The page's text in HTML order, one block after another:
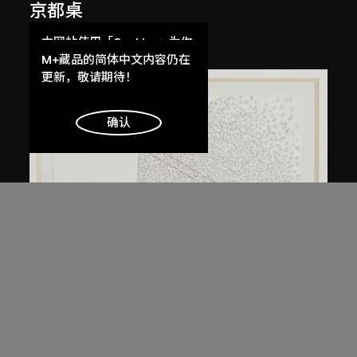
京都桌
約1983年
本网站使用「Cookies」为你
提供最好的网站体验。
了解更多
明白
M+藏品的简体中文内容仍在
更新，敬请期待！
确认